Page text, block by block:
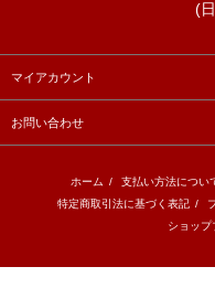
(
マイアカウント
お問い合わせ
ホーム / 支払い方法につい
特定商取引法に基づく表記 /
ショップ